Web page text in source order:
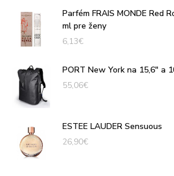
Parfém FRAIS MONDE Red
ml pre ženy
6,13€
PORT New York na 15,6" a
55,06€
ESTEE LAUDER Sensuous
26,90€